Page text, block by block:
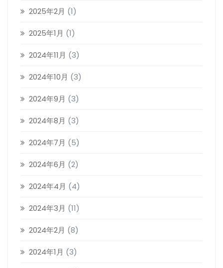
2025年2月 (1)
2025年1月 (1)
2024年11月 (3)
2024年10月 (3)
2024年9月 (3)
2024年8月 (3)
2024年7月 (5)
2024年6月 (2)
2024年4月 (4)
2024年3月 (11)
2024年2月 (8)
2024年1月 (3)